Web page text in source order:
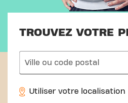
TROUVEZ VOTRE
search
Utiliser votre localisation